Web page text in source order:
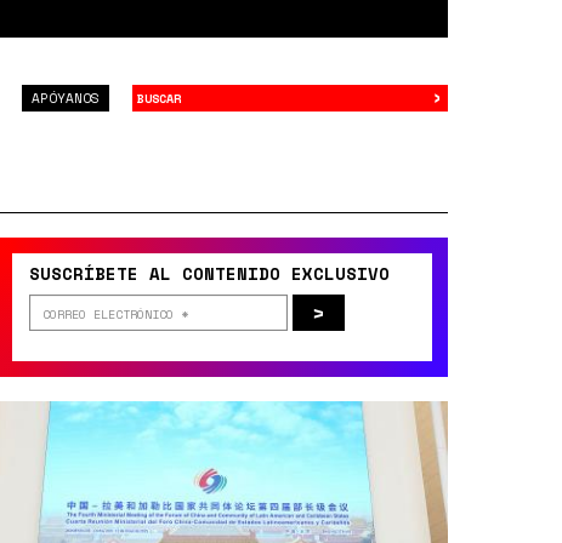
APÓYANOS ›
SUSCRÍBETE AL CONTENIDO EXCLUSIVO
>